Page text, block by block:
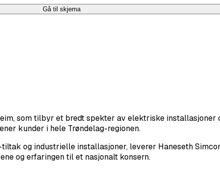
Gå til skjema
som tilbyr et bredt spekter av elektriske
kunder i hele Trøndelag-regionen.
og industrielle installasjoner, leverer Haneseth
og erfaringen til et nasjonalt konsern.